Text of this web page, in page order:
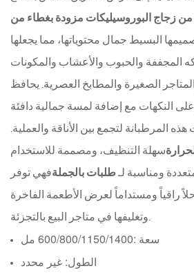
زجاج البوروسيليكات مزودة بغطاء من
البسيط جمال محتوياتها، مما يجعلها
المجففة والحبوب والأعشاب والمكونات
الصغيرة والمطابخ العصرية. يحافظ
النكهات مع إضافة لمسة جمالية دافئة
المرطبانة لتجمع بين الأناقة والعملية.
سهلة التنظيف، ومصممة للاستخدام
ومناسبة لـطلبات بالجملةفهي توفر
حلاً راقياً ومستداماً لعرض الأطعمة الفاخرة
سعة :600/800/1150/1400 مل
الطول: غير محدد